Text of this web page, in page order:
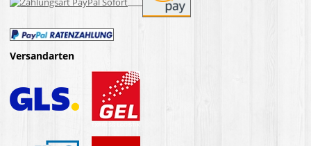
Versandarten